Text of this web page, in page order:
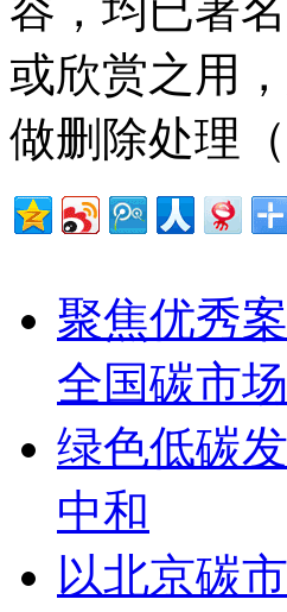
或欣赏之用
做删除处理
聚焦优秀
全国碳市
绿色低碳
中和
以北京碳